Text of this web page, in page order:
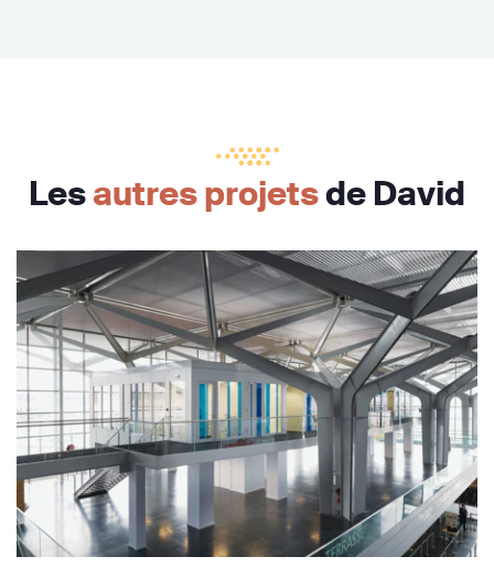
Lesautres projetsde David